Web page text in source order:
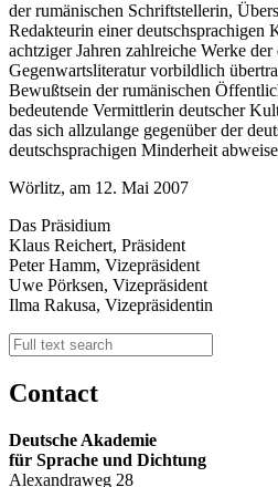
der rumänischen Schriftstellerin,
Redakteurin einer deutschsprachigen
achtziger Jahren zahlreiche Werke
Gegenwartsliteratur vorbildlich
Bewußtsein der rumänischen
bedeutende Vermittlerin deutscher
das sich allzulange gegenüber der
deutschsprachigen Minderheit
Wörlitz, am 12. Mai 2007
Das Präsidium
Klaus Reichert, Präsident
Peter Hamm, Vizepräsident
Uwe Pörksen, Vizepräsident
Ilma Rakusa, Vizepräsidentin
Contact
Deutsche Akademie
für Sprache und Dichtung
Alexandraweg 28